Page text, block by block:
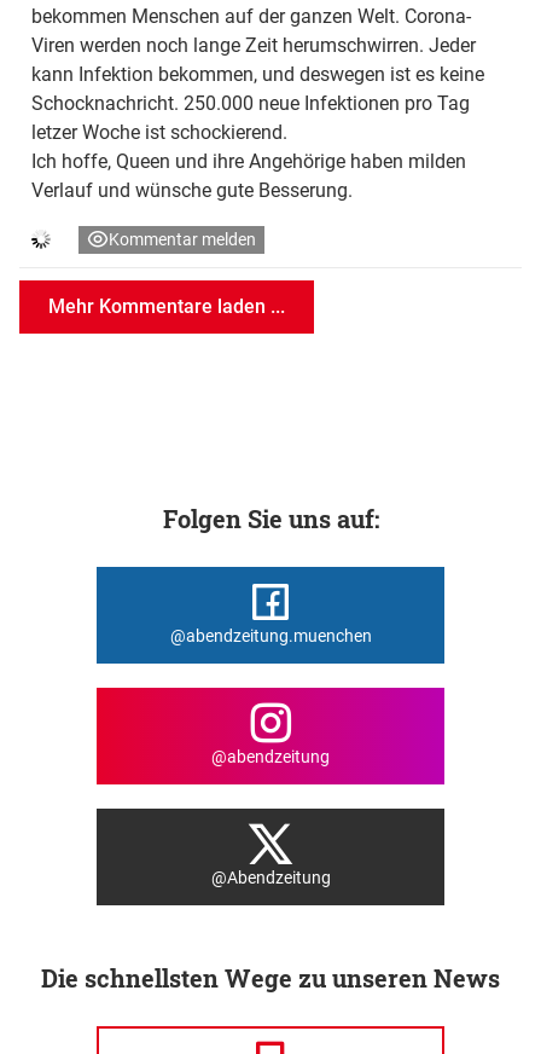
bekommen Menschen auf der ganzen Welt. Corona-
Viren werden noch lange Zeit herumschwirren. Jeder
kann Infektion bekommen, und deswegen ist es keine
Schocknachricht. 250.000 neue Infektionen pro Tag
letzer Woche ist schockierend.
Ich hoffe, Queen und ihre Angehörige haben milden
Verlauf und wünsche gute Besserung.
Kommentar melden
Mehr Kommentare laden ...
Folgen Sie uns auf:
@abendzeitung.muenchen
@abendzeitung
@Abendzeitung
Die schnellsten Wege zu unseren News